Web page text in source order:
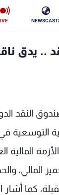
.. يدق
النقد
التوسعية في
المالية
المالي،
كما أشار
فن
رياضة